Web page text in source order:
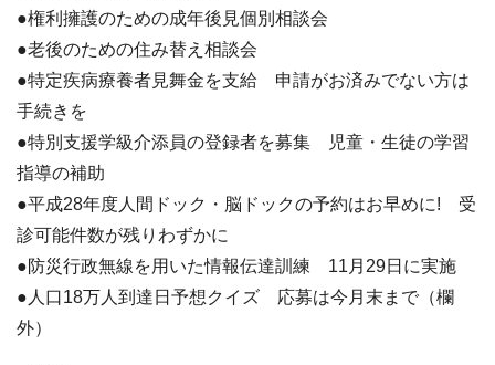
●権利擁護のための成年後見個別相談会
●老後のための住み替え相談会
●特定疾病療養者見舞金を支給 申請がお済みでない方は
手続きを
●特別支援学級介添員の登録者を募集 児童・生徒の学習
指導の補助
●平成28年度人間ドック・脳ドックの予約はお早めに! 受
診可能件数が残りわずかに
●防災行政無線を用いた情報伝達訓練 11月29日に実施
●人口18万人到達日予想クイズ 応募は今月末まで（欄
外）